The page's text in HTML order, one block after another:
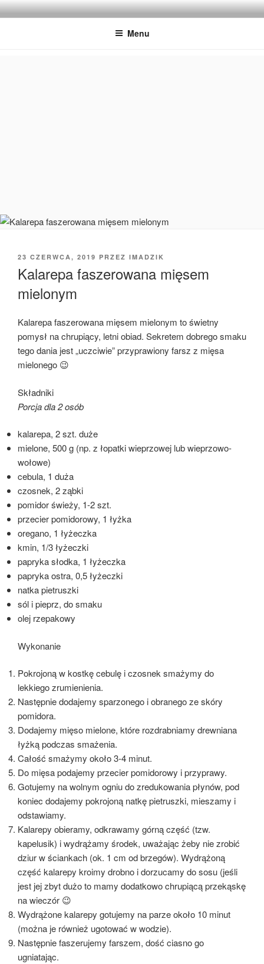
Przejdź
do
IMADZIK
Blog Kulinarny
Menu
OPUBLIKOWANE
23 CZERWCA, 2019 PRZEZ IMADZIK
Kalarepa faszerowana mięsem
mielonym
Kalarepa faszerowana mięsem mielonym to świetny
pomysł na chrupiący, letni obiad. Sekretem dobrego smaku
tego dania jest „uczciwie” przyprawiony farsz z mięsa
mielonego 😉
Składniki
Porcja dla 2 osób
kalarepa, 2 szt. duże
mielone, 500 g (np. z łopatki wieprzowej lub wieprzowo-
wołowe)
cebula, 1 duża
czosnek, 2 ząbki
pomidor świeży, 1-2 szt.
przecier pomidorowy, 1 łyżka
oregano, 1 łyżeczka
kmin, 1/3 łyżeczki
papryka słodka, 1 łyżeczka
papryka ostra, 0,5 łyżeczki
natka pietruszki
sól i pieprz, do smaku
olej rzepakowy
Wykonanie
Pokrojoną w kostkę cebulę i czosnek smażymy do
lekkiego zrumienienia.
Następnie dodajemy sparzonego i obranego ze skóry
pomidora.
Dodajemy mięso mielone, które rozdrabniamy drewniana
łyżką podczas smażenia.
Całość smażymy około 3-4 minut.
Do mięsa podajemy przecier pomidorowy i przyprawy.
Gotujemy na wolnym ogniu do zredukowania płynów, pod
koniec dodajemy pokrojoną natkę pietruszki, mieszamy i
odstawiamy.
Kalarepy obieramy, odkrawamy górną część (tzw.
kapelusik) i wydrążamy środek, uważając żeby nie zrobić
dziur w ściankach (ok. 1 cm od brzegów). Wydrążoną
część kalarepy kroimy drobno i dorzucamy do sosu (jeśli
jest jej zbyt dużo to mamy dodatkowo chrupiącą przekąskę
na wieczór 😉
Wydrążone kalarepy gotujemy na parze około 10 minut
(można je również ugotować w wodzie).
Następnie faszerujemy farszem, dość ciasno go
ugniatając.